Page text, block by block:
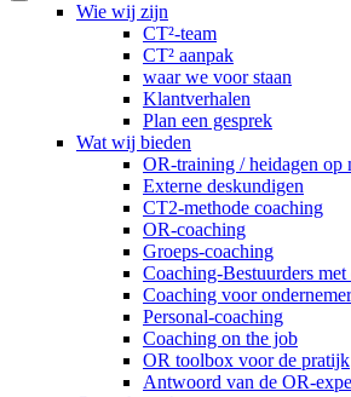
Wie wij zijn
CT²-team
CT² aanpak
waar we voor staan
Klantverhalen
Plan een gesprek
Wat wij bieden
OR-training / heidagen op
Externe deskundigen
CT2-methode coaching
OR-coaching
Groeps-coaching
Coaching-Bestuurders met
Coaching voor
Personal-coaching
Coaching on the job
OR toolbox voor de pratijk
Antwoord van de OR-